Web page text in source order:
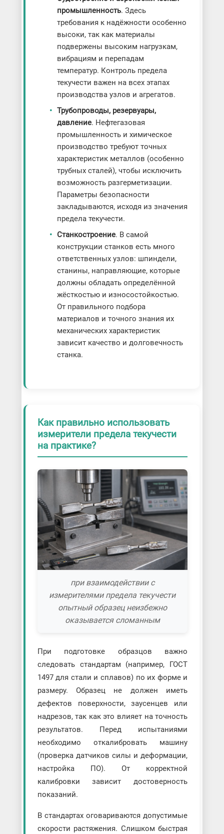
промышленность. Здесь
требования к надёжности особенно
высоки, так как материалы
подвержены высоким нагрузкам,
вибрациям и перепадам
температур. Контроль предела
текучести важен на всех этапах
производства узлов и агрегатов.
Трубопроводы, резервуары,
давление. Нефтегазовая
промышленность и химическое
производство требуют точных
характеристик металлов (особенно
трубных сталей), чтобы исключить
возможность разгерметизации.
Параметры безопасности
закладываются, исходя из значения
предела текучести.
Станкостроение. В самой
конструкции станков есть много
ответственных узлов: шпиндели,
станины, направляющие, которые
должны обладать определённой
жёсткостью и износостойкостью.
От правильного подбора
материалов и точного знания их
механических характеристик
зависит качество и долговечность
станка.
Как правильно использовать
измерители предела текучести
на практике?
при взаимодействии с
измерителями предела текучести
опытный образец неизбежно
оказывается сломанным
При подготовке образцов важно
следовать стандартам (например, ГОСТ
1497 для стали и сплавов) по их форме и
размеру. Образец не должен иметь
дефектов поверхности, заусенцев или
надрезов, так как это влияет на точность
результатов. Перед испытаниями
необходимо откалибровать машину
(проверка датчиков силы и деформации,
настройка ПО). От корректной
калибровки зависит достоверность
показаний.
В стандартах оговариваются допустимые
скорости растяжения. Слишком быстрая